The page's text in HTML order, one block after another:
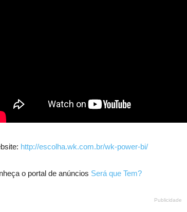
http://escolha.wk.com.br/wk-power-bi/
o portal de anúncios Será que Tem?
Publicidade